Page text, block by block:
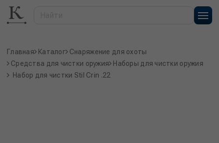
Главная Каталог Снаряжение для охоты
Средства для чистки оружия
Наборы для чистки оружия
Набор для чистки Stil Crin .22